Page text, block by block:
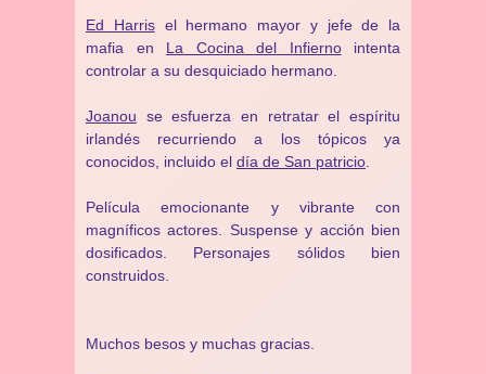
Ed Harrisel hermano mayor y jefe de la
mafia en La Cocina del Infiernointenta
controlar a su desquiciado hermano.
Joanou se esfuerza en retratar el espíritu
irlandés recurriendo a los tópicos ya
conocidos, incluido el día de San patricio
Película emocionante y vibrante con
magníficos actores. Suspense y acción bien
dosificados. Personajes sólidos bien
construidos.
Muchos besos y muchas gracias.